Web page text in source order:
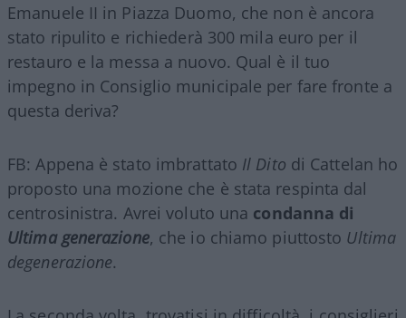
Emanuele II in Piazza Duomo, che non è ancora
stato ripulito e richiederà 300 mila euro per il
restauro e la messa a nuovo. Qual è il tuo
impegno in Consiglio municipale per fare fronte a
questa deriva?
FB: Appena è stato imbrattato Il Dito di Cattelan ho
proposto una mozione che è stata respinta dal
centrosinistra. Avrei voluto una condanna di
Ultima generazione, che io chiamo piuttosto Ultima
degenerazione.